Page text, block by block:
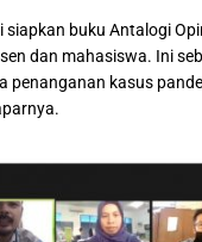
siapkan buku Antalogi
dan mahasiswa. Ini
penanganan kasus